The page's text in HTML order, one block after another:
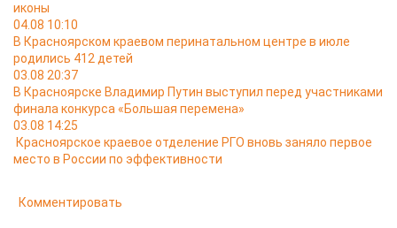
иконы
04.08 10:10
В Красноярском краевом перинатальном центре в июле
родились 412 детей
03.08 20:37
В Красноярске Владимир Путин выступил перед участниками
финала конкурса «Большая перемена»
03.08 14:25
Красноярское краевое отделение РГО вновь заняло первое
место в России по эффективности
Комментировать